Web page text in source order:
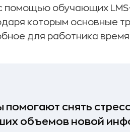
помощью обучающих
которым основные
для работника
снять
объемов новой